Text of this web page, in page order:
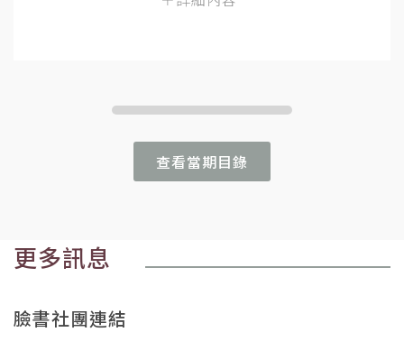
查看當期目錄
更多訊息
臉書社團連結